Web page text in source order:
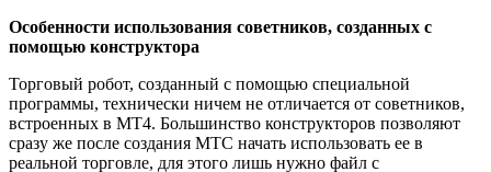
Особенности использования советников, созданных с
помощью конструктора
Торговый робот, созданный с помощью специальной
программы, технически ничем не отличается от советников,
встроенных в MT4. Большинство конструкторов позволяют
сразу же после создания МТС начать использовать ее в
реальной торговле, для этого лишь нужно файл с